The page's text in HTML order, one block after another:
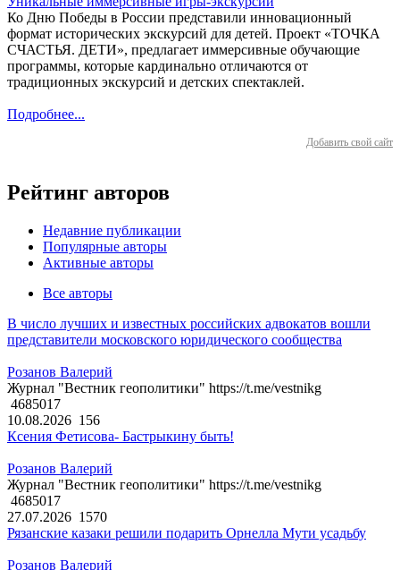
Ко Дню Победы в России представили инновационный
формат исторических экскурсий для детей. Проект «ТОЧКА
СЧАСТЬЯ. ДЕТИ», предлагает иммерсивные обучающие
программы, которые кардинально отличаются от
традиционных экскурсий и детских спектаклей.
Подробнее...
Добавить свой сайт
Рейтинг авторов
Недавние публикации
Популярные авторы
Активные авторы
Все авторы
В число лучших и известных российских адвокатов вошли
представители московского юридического сообщества
Розанов Валерий
Журнал "Вестник геополитики" https://t.me/vestnikg
4685017
10.08.2026 156
Ксения Фетисова- Бастрыкину быть!
Розанов Валерий
Журнал "Вестник геополитики" https://t.me/vestnikg
4685017
27.07.2026 1570
Рязанские казаки решили подарить Орнелла Мути усадьбу
Розанов Валерий